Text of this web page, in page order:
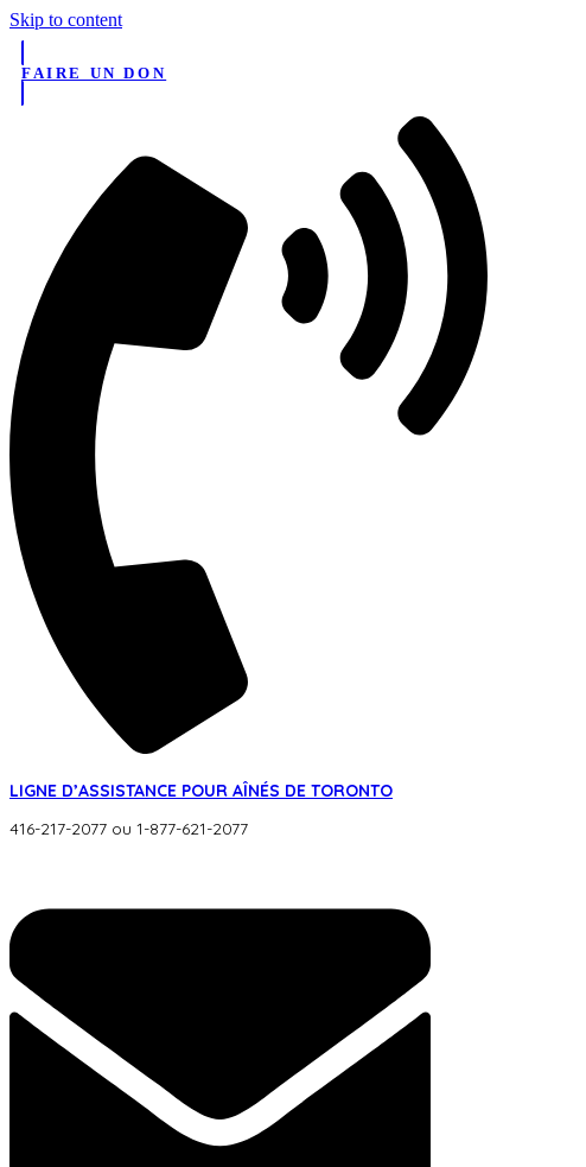
Skip to content
FAIRE UN DON
LIGNE D’ASSISTANCE POUR AÎNÉS DE TORONTO
416-217-2077 ou 1-877-621-2077